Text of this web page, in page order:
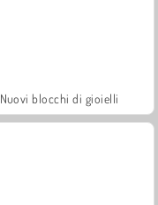
Nuovi blocchi di gioielli